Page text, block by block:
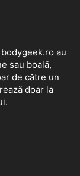
au
sau boală,
de către un
doar la